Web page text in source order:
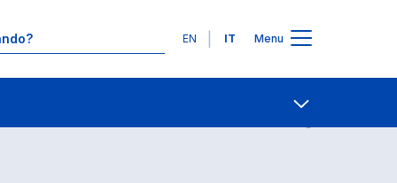
Lingue
EN IT Menu
Ricerca insegnamenti in ordine alfabetico Contatti